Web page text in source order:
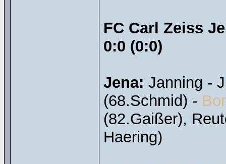
FC Carl Zeiss
0:0 (0:0)
Jena: Janning -
(68.Schmid) -
(82.Gaißer),
Haering)